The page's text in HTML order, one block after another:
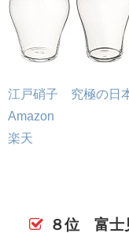
江戸硝子 究極の日
Amazon
楽天
８位 富士